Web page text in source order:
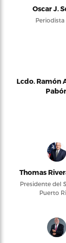
Oscar J.
Lcdo. Ramón
Thomas
Presidente del
Puerto